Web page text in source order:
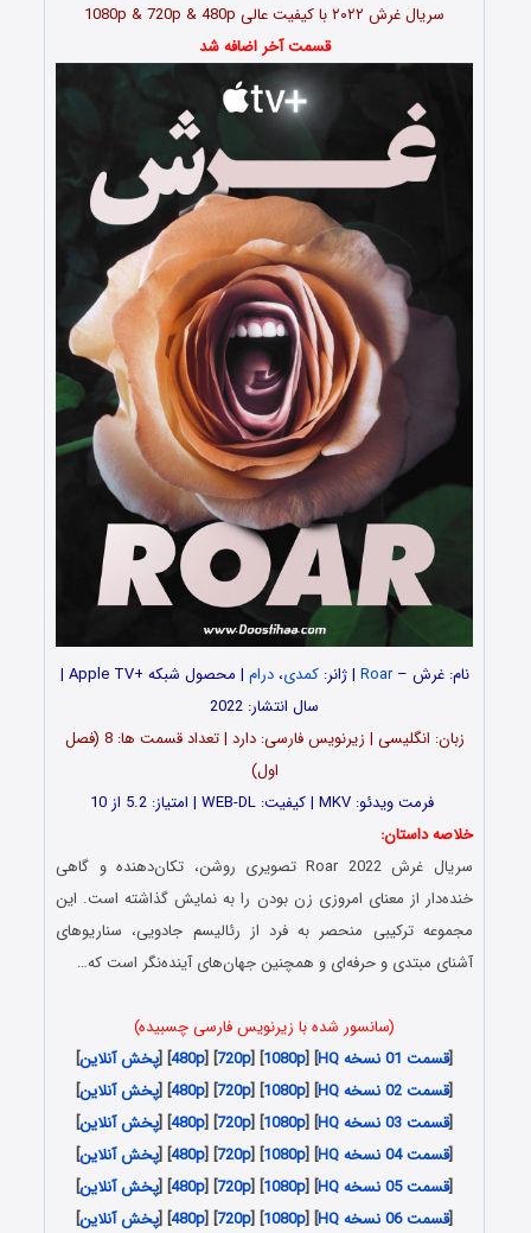
سریال غرش ۲۰۲۲با کیفیت عالی 1080p & 720p & 480p
قسمت آخر اضافه شد
نام: غرش –Roar | ژانر:کمدی،درام
| محصول شبکه +Apple TV |
سال انتشار: 2022
زبان: انگلیسی | زیرنویس فارسی: دارد | تعداد قسمت‌ ها: 8 (فصل
اول)
فرمت ویدئو: MKV | کیفیت: WEB-DL | امتیاز: 5.2 از 10
خلاصه داستان:
سریال غرش Roar 2022 تصویری روشن، تکان‌دهنده و گاهی
خنده‌‌دار از معنای امروزی زن بودن را به نمایش گذاشته است. این
مجموعه ترکیبی منحصر به فرد از رئالیسم جادویی، سناریوهای
آشنای مبتدی و حرفه‌ای و همچنین جهان‌های آینده‌نگر است که…
(سانسور شده با زیرنویس فارسی چسبیده)
[قسمت 01 نسخه HQ ] [
1080p
] [
720p
] [
480p
] [پخش آنلاین]
[قسمت 02 نسخه HQ ] [
1080p
] [
720p
] [
480p
] [پخش آنلاین]
[قسمت 03 نسخه HQ ] [
1080p
] [
720p
] [
480p
] [پخش آنلاین]
[قسمت 04 نسخه HQ ] [
1080p
] [
720p
] [
480p
] [پخش آنلاین]
[قسمت 05 نسخه HQ ] [
1080p
] [
720p
] [
480p
] [پخش آنلاین]
[قسمت 06 نسخه HQ ] [
1080p
] [
720p
] [
480p
] [پخش آنلاین]